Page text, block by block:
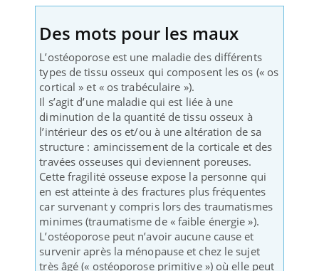
Des mots pour les maux
L’ostéoporose est une maladie des différents
types de tissu osseux qui composent les os (« os
cortical » et « os trabéculaire »).
Il s’agit d’une maladie qui est liée à une
diminution de la quantité de tissu osseux à
l’intérieur des os et/ou à une altération de sa
structure : amincissement de la corticale et des
travées osseuses qui deviennent poreuses.
Cette fragilité osseuse expose la personne qui
en est atteinte à des fractures plus fréquentes
car survenant y compris lors des traumatismes
minimes (traumatisme de « faible énergie »).
L’ostéoporose peut n’avoir aucune cause et
survenir après la ménopause et chez le sujet
très âgé (« ostéoporose primitive ») où elle peut